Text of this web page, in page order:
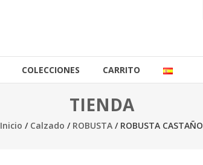
COLECCIONES CARRITO
TIENDA
Inicio / Calzado / ROBUSTA / ROBUSTA CASTAÑO